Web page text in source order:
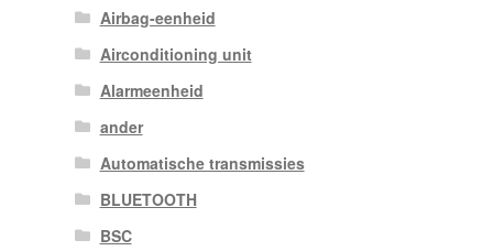
Airbag-eenheid
Airconditioning unit
Alarmeenheid
ander
Automatische transmissies
BLUETOOTH
BSC